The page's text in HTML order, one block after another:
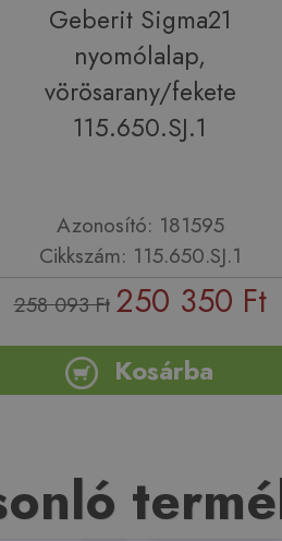
Geberit Sigma21
nyomólalap,
vörösarany/fekete
115.650.SJ.1
Azonosító: 181595
Cikkszám: 115.650.SJ.1
258 093 Ft 250 350 Ft
Kosárba